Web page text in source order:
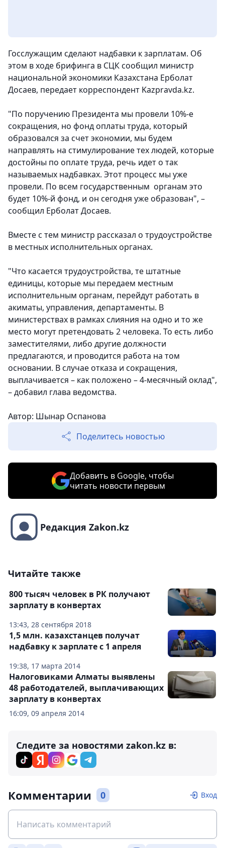
Госслужащим сделают надбавки к зарплатам. Об
этом в ходе брифинга в СЦК сообщил министр
национальной экономики Казахстана Ерболат
Досаев, передает корреспондент Kazpravda.kz.
"По поручению Президента мы провели 10%-е
сокращения, но фонд оплаты труда, который
образовался за счет экономии, мы будем
направлять на стимулирование тех людей, которые
достойны по оплате труда, речь идет о так
называемых надбавках. Этот процесс мы уже
провели. По всем государственным органам это
будет 10%-й фонд, и он сегодня уже образован", –
сообщил Ерболат Досаев.
Вместе с тем министр рассказал о трудоустройстве
в местных исполнительных органах.
"Что касается трудоустройства, те штатные
единицы, которые мы передаем местным
исполнительным органам, перейдут работать в
акиматы, управления, департаменты. В
министерствах в рамках слияния на одно и то же
место могут претендовать 2 человека. То есть либо
заместителями, либо другие должности
предлагаются, и проводится работа на том
основании. В случае отказа и сокращения,
выплачивается – как положено – 4-месячный оклад",
– добавил глава ведомства.
Автор: Шынар Оспанова
Поделитесь новостью
Добавить в Google, чтобы
читать новости первым
Редакция Zakon.kz
Читайте также
13:43, 28 сентября 2018
800 тысяч человек в РК получают
зарплату в конвертах
19:38, 17 марта 2014
1,5 млн. казахстанцев получат
надбавку к зарплате с 1 апреля
16:09, 09 апреля 2014
Налоговиками Алматы выявлены
48 работодателей, выплачивающих
зарплату в конвертах
Следите за новостями zakon.kz в:
Комментарии 0 Вход